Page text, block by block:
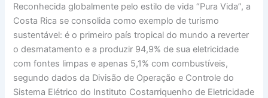
Reconhecida globalmente pelo estilo de vida “Pura Vida”, a
Costa Rica se consolida como exemplo de turismo
sustentável: é o primeiro país tropical do mundo a reverter
o desmatamento e a produzir 94,9% de sua eletricidade
com fontes limpas e apenas 5,1% com combustíveis,
segundo dados da Divisão de Operação e Controle do
Sistema Elétrico do Instituto Costarriquenho de Eletricidade